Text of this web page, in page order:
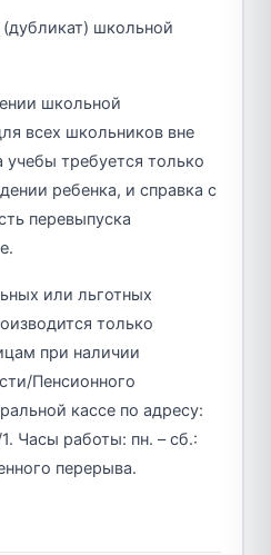
школьной
школьной
всех школьников вне
требуется только
ребенка, и справка с
перевыпуска
или льготных
только
при наличии
Пенсионного
кассе по адресу:
Часы работы: пн. – сб.:
перерыва.